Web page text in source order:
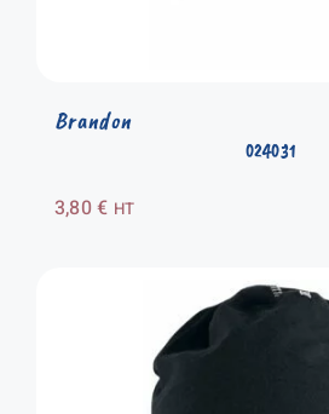
024031
Brandon
3,80€ HT